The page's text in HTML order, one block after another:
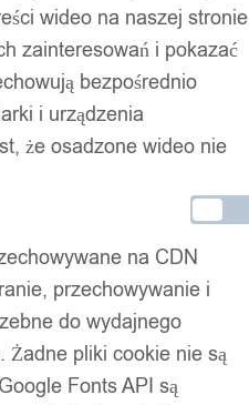
wideo na naszej stronie
zainteresowań i pokazać
bezpośrednio
i urządzenia
że osadzone wideo nie
na CDN
przechowywanie i
do wydajnego
Żadne pliki cookie nie są
Fonts API są